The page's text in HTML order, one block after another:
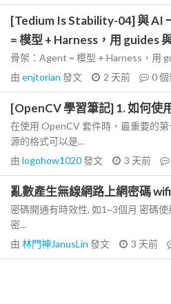
[Tedium Is Stability-04] 與 AI
= 模型 + Harness，用 guides
骨架：Agent = 模型 + Harness，用
由 enjtorian 發文 2 天前 0個
[OpenCV 學習筆記] 1. 如何使
在使用 OpenCV 套件時，最重要的
源的格式可以是...
由 logohow1020發文 3 天前
亂數產生無線網路上網密碼
密碼開通有時效性, 如1~3個月 密碼
密...
由 林門神JanusLin 發文 3 天前